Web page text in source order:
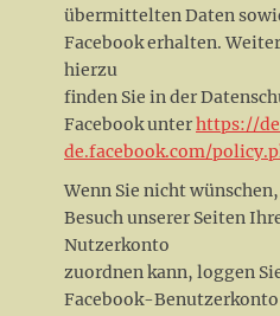
übermittelten Daten
Facebook erhalten.
hierzu
finden Sie in der
Facebook unterhttps://
de.facebook.com/
Wenn Sie nicht
Besuch unserer Seiten
Nutzerkonto
zuordnen kann, loggen
Facebook-Benutzerkonto